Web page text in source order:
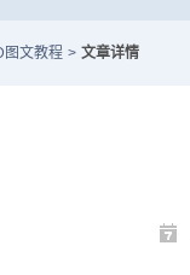
图文教程 > 文章详情